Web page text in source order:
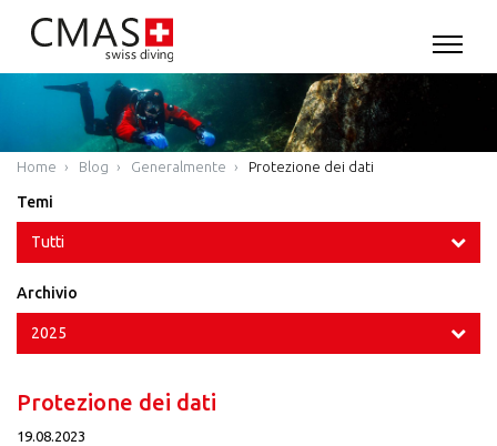
Home Blog Generalmente Protezione dei dati
Temi
Tutti
Archivio
2025
Protezione dei dati
19.08.2023